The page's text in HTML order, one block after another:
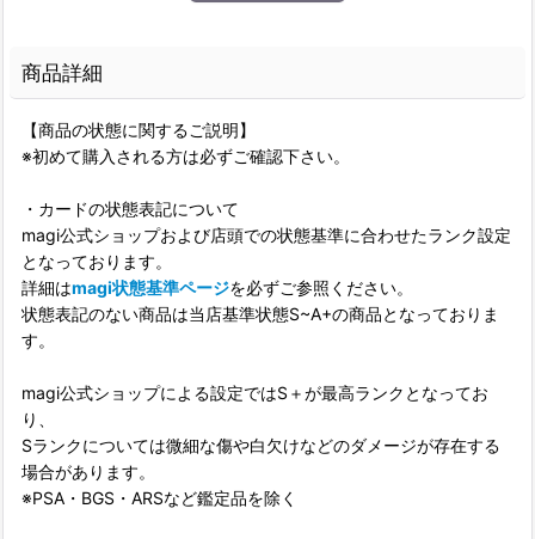
商品詳細
【商品の状態に関するご説明】
※初めて購入される方は必ずご確認下さい。
・カードの状態表記について
magi公式ショップおよび店頭での状態基準に合わせたランク設定
となっております。
詳細はmagi状態基準ページを必ずご参照ください。
状態表記のない商品は当店基準状態S~A+の商品となっておりま
す。
magi公式ショップによる設定ではS＋が最高ランクとなってお
り、
Sランクについては微細な傷や白欠けなどのダメージが存在する
場合があります。
※PSA・BGS・ARSなど鑑定品を除く